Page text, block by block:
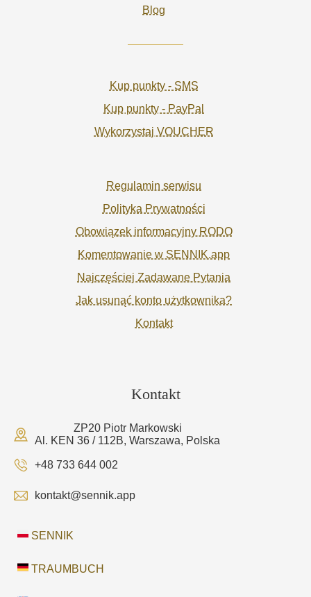
Blog
Kup punkty - SMS
Kup punkty - PayPal
Wykorzystaj VOUCHER
Regulamin serwisu
Polityka Prywatności
Obowiązek informacyjny RODO
Komentowanie w SENNIK.app
Najczęściej Zadawane Pytania
Jak usunąć konto użytkownika?
Kontakt
Kontakt
ZP20 Piotr Markowski
Al. KEN 36 / 112B, Warszawa, Polska
+48 733 644 002
kontakt@sennik.app
SENNIK
TRAUMBUCH